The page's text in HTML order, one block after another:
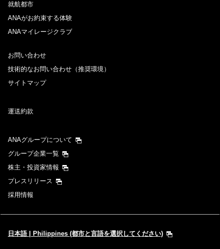
就航都市
ANAがお約束する体験
ANAマイレージクラブ
お問い合わせ
技術的なお問い合わせ（推奨環境）
サイトマップ
運送約款
ANAグループについて
グループ企業一覧
株主・投資家情報
プレスリリース
採用情報
日本語 | Philippines (都市と言語を選択してください)